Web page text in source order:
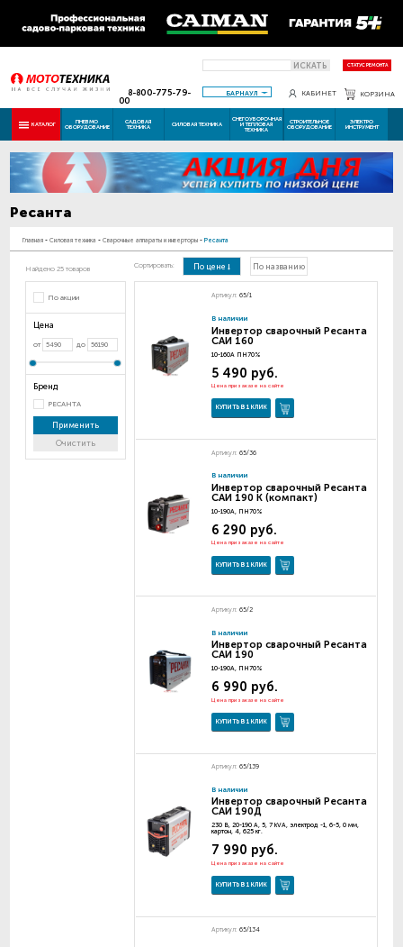
ИСКАТЬ СТАТУС РЕМОНТА
8-800-775-79-
00
БАРНАУЛ КАБИНЕТ КОРЗИНА
КАТАЛОГ ПНЕВМО
ОБОРУДОВАНИЕ
САДОВАЯ
ТЕХНИКА СИЛОВАЯ ТЕХНИКА
СНЕГОУБОРОЧНАЯ
И ТЕПЛОВАЯ
ТЕХНИКА
СТРОИТЕЛЬНОЕ
ОБОРУДОВАНИЕ
ЭЛЕКТРО
ИНСТРУМЕНТ
Ресанта
Главная - Силовая техника - Сварочные аппараты и инверторы - Ресанта
Найдено 25 товаров
По акции
Цена
от до
Бренд
РЕСАНТА
Применить
Очистить
Сортировать: По цене По названию
Артикул: 65/1
В наличии
Инвертор сварочный Ресанта
САИ 160
10-160А ПН70%
5 490 руб.
Цена при заказе на сайте
КУПИТЬ В 1 КЛИК
Артикул: 65/36
В наличии
Инвертор сварочный Ресанта
САИ 190 К (компакт)
10-190А, ПН70%
6 290 руб.
Цена при заказе на сайте
КУПИТЬ В 1 КЛИК
Артикул: 65/2
В наличии
Инвертор сварочный Ресанта
САИ 190
10-190А, ПН70%
6 990 руб.
Цена при заказе на сайте
КУПИТЬ В 1 КЛИК
Артикул: 65/139
В наличии
Инвертор сварочный Ресанта
САИ 190Д
230 В, 20-190 А, 5, 7 kVA, электрод -1, 6-5, 0 мм,
картон, 4, 625 кг.
7 990 руб.
Цена при заказе на сайте
КУПИТЬ В 1 КЛИК
Артикул: 65/134